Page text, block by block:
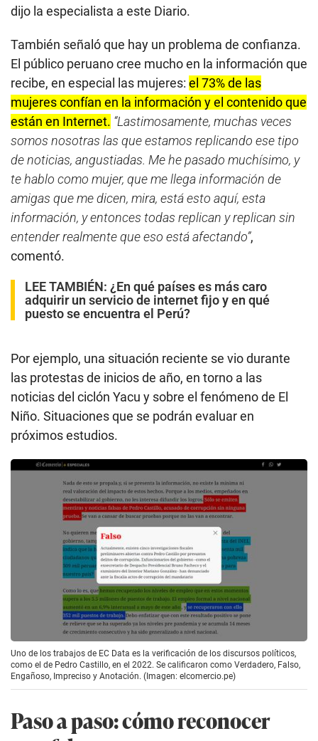
dijo la especialista a este Diario.
También señaló que hay un problema de confianza.
El público peruano cree mucho en la información que
recibe, en especial las mujeres: el 73% de las
mujeres confían en la información y el contenido que
están en Internet. “Lastimosamente, muchas veces
somos nosotras las que estamos replicando ese tipo
de noticias, angustiadas. Me he pasado muchísimo, y
te hablo como mujer, que me llega información de
amigas que me dicen, mira, está esto aquí, esta
información, y entonces todas replican y replican sin
entender realmente que eso está afectando”,
comentó.
LEE TAMBIÉN: ¿En qué países es más caro
adquirir un servicio de internet fijo y en qué
puesto se encuentra el Perú?
Por ejemplo, una situación reciente se vio durante
las protestas de inicios de año, en torno a las
noticias del ciclón Yacu y sobre el fenómeno de El
Niño. Situaciones que se podrán evaluar en
próximos estudios.
Uno de los trabajos de EC Data es la verificación de los discursos políticos,
como el de Pedro Castillo, en el 2022. Se calificaron como Verdadero, Falso,
Engañoso, Impreciso y Anotación. (Imagen: elcomercio.pe)
Paso a paso: cómo reconocer